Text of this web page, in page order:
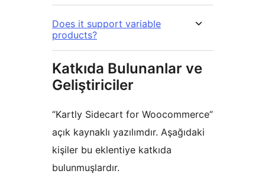
Does it support variable
products?
Katkıda Bulunanlar ve
Geliştiriciler
“Kartly Sidecart for Woocommerce”
açık kaynaklı yazılımdır. Aşağıdaki
kişiler bu eklentiye katkıda
bulunmuşlardır.